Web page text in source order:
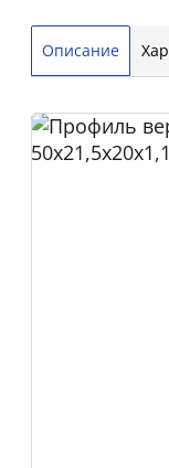
Описание